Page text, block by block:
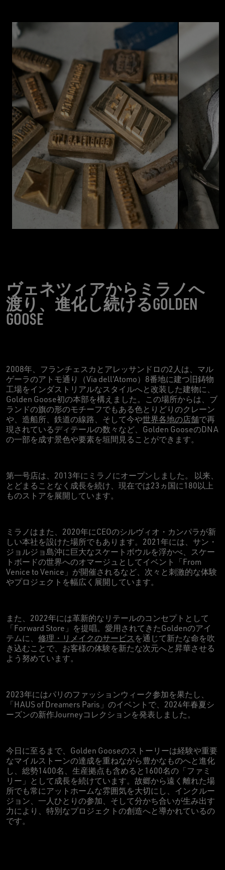
ヴェネツィアからミラノへ
渡り、進化し続けるGOLDEN
GOOSE
2008年、フランチェスカとアレッサンドロの2人は、マル
ゲーラのアトモ通り（Via dell'Atomo）8番地に建つ旧鋳物
工場をインダストリアルなスタイルへと改装した建物に、
Golden Goose初の本部を構えました。この場所からは、ブ
ランドの旗の形のモチーフでもある色とりどりのクレーン
や、造船所、鉄道の線路、そして今や世界各地の店舗で再
現されているディテールの数々など、Golden GooseのDNA
の一部を成す景色や要素を垣間見ることができます。
第一号店は、2013年にミラノにオープンしました。 以来、
とどまることなく成長を続け、現在では23ヵ国に180以上
ものストアを展開しています。
ミラノはまた、2020年にCEOのシルヴィオ・カンパラが新
しい本社を設けた場所でもあります。2021年には、サン・
ジョルジョ島沖に巨大なスケートボウルを浮かべ、スケー
トボードの世界へのオマージュとしてイベント「From
Venice to Venice」が開催されるなど、次々と刺激的な体験
やプロジェクトを幅広く展開しています。
また、2022年には革新的なリテールのコンセプトとして
「Forward Store」を提唱。愛用されてきたGoldenのアイ
テムに、 修理・リメイクのサービス を通じて新たな命を吹
き込むことで、お客様の体験を新たな次元へと昇華させる
よう努めています。
2023年にはパリのファッションウィーク参加を果たし、
「HAUS of Dreamers Paris」のイベントで、2024年春夏シ
ーズンの新作Journeyコレクションを発表しました。
今日に至るまで、Golden Gooseのストーリーは経験や重要
なマイルストーンの達成を重ねながら豊かなものへと進化
し、総勢1400名、生産拠点も含めると1600名の「ファミ
リー」として成長を続けています。故郷から遠く離れた場
所でも常にアットホームな雰囲気を大切にし、インクルー
ジョン、一人ひとりの参加、そして分かち合いが生み出す
力により、特別なプロジェクトの創造へと導かれているの
です。